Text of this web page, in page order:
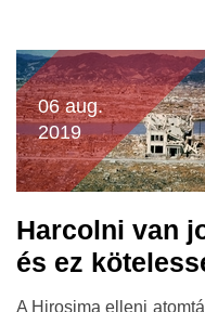
06 aug.
2019
Harcolni van
és ez
A Hirosima elleni